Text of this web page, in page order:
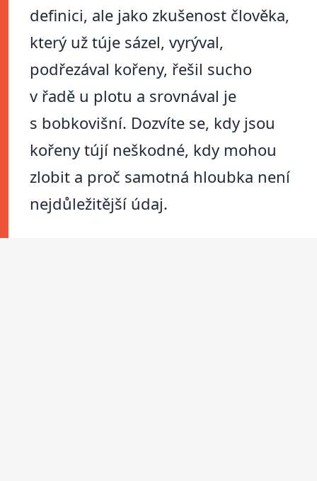
definici, ale jako zkušenost člověka,
který už túje sázel, vyrýval,
podřezával kořeny, řešil sucho
v řadě u plotu a srovnával je
s bobkovišní. Dozvíte se, kdy jsou
kořeny tújí neškodné, kdy mohou
zlobit a proč samotná hloubka není
nejdůležitější údaj.